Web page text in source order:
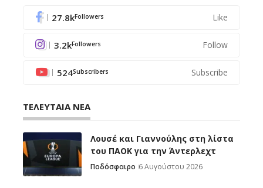
27.8kFollowers Like
3.2kFollowers Follow
524Subscribers Subscribe
ΤΕΛΕΥΤΑΙΑ ΝΕΑ
Λουσέ και Γιαννούλης στη λίστα
του ΠΑΟΚ για την Άντερλεχτ
Ποδόσφαιρο 6 Αυγούστου 2026